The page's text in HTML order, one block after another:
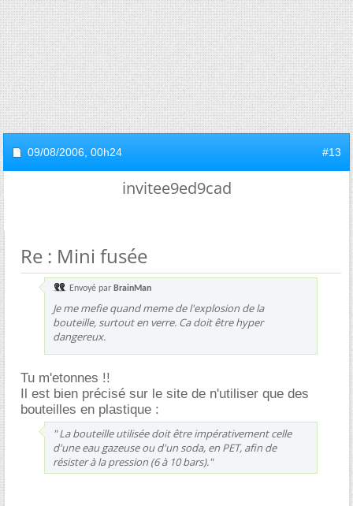
09/08/2006, 00h24 #13
invitee9ed9cad
Re : Mini fusée
Envoyé par BrainMan
Je me mefie quand meme de l'explosion de la
bouteille, surtout en verre. Ca doit être hyper
dangereux.
Tu m'etonnes !!
Il est bien précisé sur le site de n'utiliser que des
bouteilles en plastique :
" La bouteille utilisée doit être impérativement celle
d'une eau gazeuse ou d'un soda, en PET, afin de
résister à la pression (6 à 10 bars)."